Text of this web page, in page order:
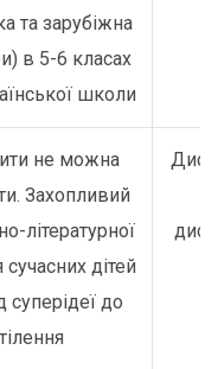
та зарубіжна
в 5-6 класах
школи
не можна
Захопливий
літературної
сучасних дітей
до